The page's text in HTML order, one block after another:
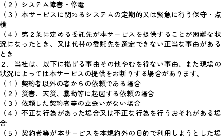
（２）システム障害・停電
（３）本サービスに関わるシステムの定期的又は緊急に行う保守・点
検
（４）第２条に定める委託先が本サービスを提供することが困難な状
況になったとき、又は代替の委託先を選定できない正当な事由がある
とき
２．当社は、以下に掲げる事由その他やむを得ない事由、また現場の
状況によっては本サービスの提供をお断りする場合があります。
（１）契約者以外の者からの依頼である場合
（２）災害、天災、暴動等に起因する依頼の場合
（３）依頼した契約者等の立会いがない場合
（４）不正な行為があった場合又は不正な行為を行うおそれがある場
合
（５）契約者等が本サービスを本規約外の目的で利用しようとした場